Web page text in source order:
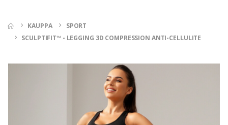
KAUPPA
SPORT
SCULPTIFIT™ - LEGGING 3D COMPRESSION ANTI-CELLULITE